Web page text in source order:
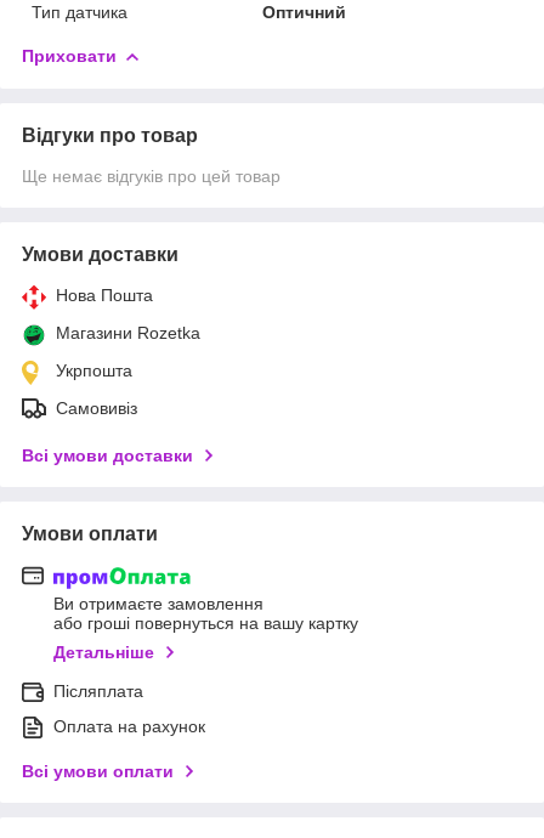
Тип датчика
Оптичний
Приховати
Відгуки про товар
Ще немає відгуків про цей товар
Умови доставки
Нова Пошта
Магазини Rozetka
Укрпошта
Самовивіз
Всі умови доставки
Умови оплати
Ви отримаєте замовлення
або гроші повернуться на вашу картку
Детальніше
Післяплата
Оплата на рахунок
Всі умови оплати